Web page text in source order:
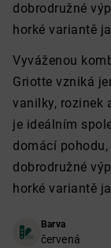
dobrodružné
horké variantě
Vyváženou
Griotte vzniká
vanilky, rozinek
je ideálním
domácí
dobrodružné
horké variantě
Barva
červená